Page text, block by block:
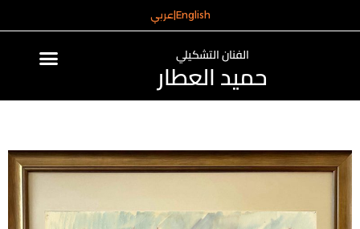
عربي| English
الفنان التشكيلي
حميد العطار